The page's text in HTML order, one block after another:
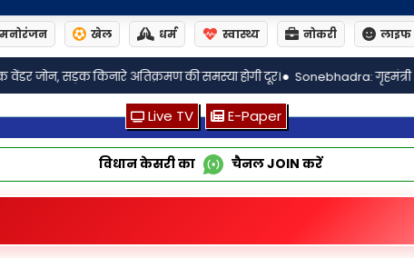
मनोरंजन खेल धर्म स्वास्थ्य नोकरी लाइफ
की समस्या होगी दूर।• Sonebhadra: गृहमंत्री अमित शाह से मिले पूर्व सांसद
Live TV E-Paper
विधान केसरी का चैनलJOIN करें